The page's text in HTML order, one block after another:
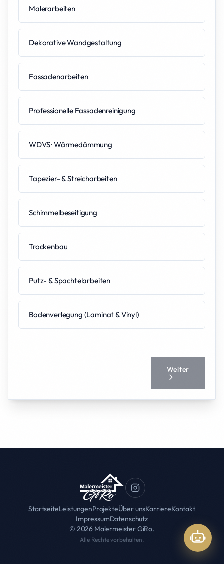
Malerarbeiten
Dekorative Wandgestaltung
Fassadenarbeiten
Professionelle Fassadenreinigung
WDVS · Wärmedämmung
Tapezier- & Streicharbeiten
Schimmelbeseitigung
Trockenbau
Putz- & Spachtelarbeiten
Bodenverlegung (Laminat & Vinyl)
Weiter
StartseiteLeistungenProjekteÜber unsKarriereKontakt
ImpressumDatenschutz
© 2026 Malermeister GiRo.
Alle Rechte vorbehalten.